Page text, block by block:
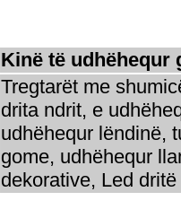
Kinë të udhëhequr
Tregtarët me
drita ndrit, e
udhëhequr lëndinë,
gome, udhëhequr
dekorative, Led